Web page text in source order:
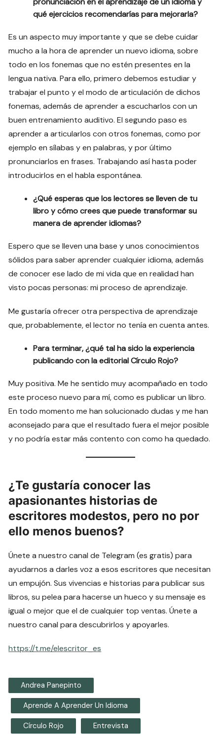
qué ejercicios recomendarías para mejorarla?
Es un aspecto muy importante y que se debe cuidar
mucho a la hora de aprender un nuevo idioma, sobre
todo en los fonemas que no estén presentes en la
lengua nativa. Para ello, primero debemos estudiar y
trabajar el punto y el modo de articulación de dichos
fonemas, además de aprender a escucharlos con un
buen entrenamiento auditivo. El segundo paso es
aprender a articularlos con otros fonemas, como por
ejemplo en sílabas y en palabras, y por último
pronunciarlos en frases. Trabajando así hasta poder
introducirlos en el habla espontánea.
¿Qué esperas que los lectores se lleven de tu
libro y cómo crees que puede transformar su
manera de aprender idiomas?
Espero que se lleven una base y unos conocimientos
sólidos para saber aprender cualquier idioma, además
de conocer ese lado de mi vida que en realidad han
visto pocas personas: mi proceso de aprendizaje.
Me gustaría ofrecer otra perspectiva de aprendizaje
que, probablemente, el lector no tenía en cuenta antes.
Para terminar, ¿qué tal ha sido la experiencia
publicando con la editorial Círculo Rojo?
Muy positiva. Me he sentido muy acompañado en todo
este proceso nuevo para mí, como es publicar un libro.
En todo momento me han solucionado dudas y me han
aconsejado para que el resultado fuera el mejor posible
y no podría estar más contento con como ha quedado.
¿Te gustaría conocer las
apasionantes historias de
escritores modestos, pero no por
ello menos buenos?
Únete a nuestro canal de Telegram (es gratis) para
ayudarnos a darles voz a esos escritores que necesitan
un empujón. Sus vivencias e historias para publicar sus
libros, su pelea para hacerse un hueco y su mensaje es
igual o mejor que el de cualquier top ventas. Únete a
nuestro canal para descubrirlos y apoyarles.
https://t.me/elescritor_es
Andrea Panepinto
Aprende A Aprender Un Idioma
Círculo Rojo Entrevista